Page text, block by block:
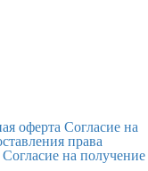
оферта Согласие на
права
Согласие на получение